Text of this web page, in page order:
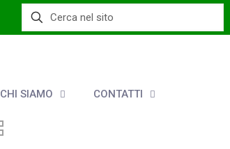
CHI SIAMO CONTATTI